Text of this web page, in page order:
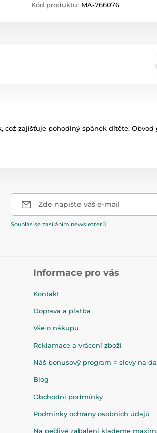
Kód produktu: MA-766076
zajišťuje pohodlný spánek dítěte.
Zde napište váš e-mail
Souhlas se zasíláním newsletterů
Informace pro vás
Kontakt
Doprava a platba
Vše o nákupu
Reklamace a vrácení zboží
Náš bonusový program = slevy na
Blog
Obchodní podmínky
Podmínky ochrany osobních údajů
Na pečlivé zabalení klademe